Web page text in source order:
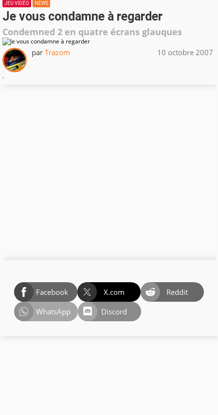
JEU VIDÉO NEWS
Je vous condamne à regarder
Condemned 2 en quatre écrans glauques
par Trazom 10 octobre 2007
.
Facebook X.com
Reddit
WhatsApp
Discord